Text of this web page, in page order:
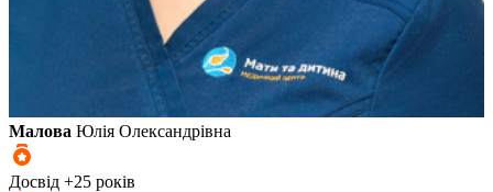
Малова Юлія Олександрівна
Досвід +25 років